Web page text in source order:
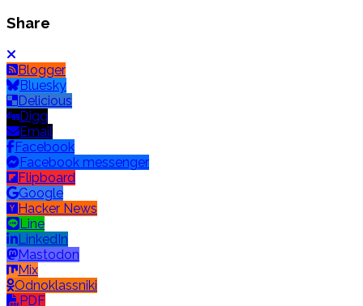
Share
Blogger
Bluesky
Delicious
Digg
Email
Facebook
Facebook messenger
Flipboard
Google
Hacker News
Line
LinkedIn
Mastodon
Mix
Odnoklassniki
PDF